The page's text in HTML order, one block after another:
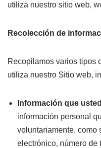
utiliza nuestro sitio web,
Recolección de
Recopilamos varios tipos
utiliza nuestro Sitio web,
Información que
información personal
voluntariamente, como
electrónico, número de